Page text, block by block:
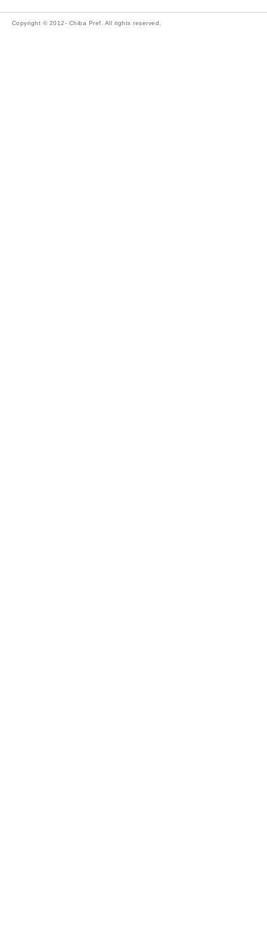
Copyright © 2012- Chiba Pref. All rights reserved.